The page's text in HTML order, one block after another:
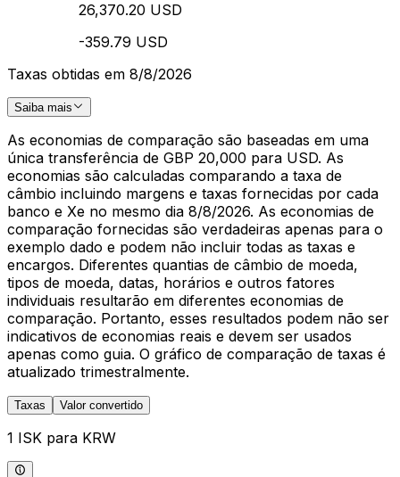
26,370.20 USD
-359.79 USD
Taxas obtidas em 8/8/2026
Saiba mais
As economias de comparação são baseadas em uma
única transferência de GBP 20,000 para USD. As
economias são calculadas comparando a taxa de
câmbio incluindo margens e taxas fornecidas por cada
banco e Xe no mesmo dia 8/8/2026. As economias de
comparação fornecidas são verdadeiras apenas para o
exemplo dado e podem não incluir todas as taxas e
encargos. Diferentes quantias de câmbio de moeda,
tipos de moeda, datas, horários e outros fatores
individuais resultarão em diferentes economias de
comparação. Portanto, esses resultados podem não ser
indicativos de economias reais e devem ser usados
apenas como guia. O gráfico de comparação de taxas é
atualizado trimestralmente.
Taxas Valor convertido
1 ISK para KRW